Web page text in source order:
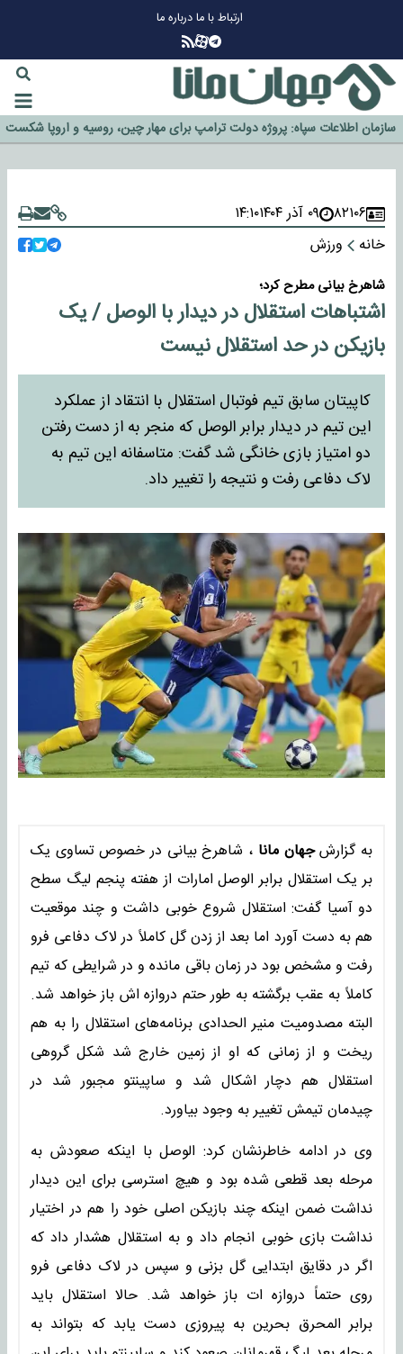
ارتباط با مادرباره ما
گزینه جدایی اوسمار روی میز مدیران پرسپولیس
آیا رئیس جمهور آمریکا قانون را دور می‌زند؟
اخراج رسمی چهره نامدار از پرسپولیس
سازمان اطلاعات سپاه: پروژه دولت ترامپ برای مهار چین، روسیه و اروپا شکست
خورد
۸۲۱۰۶ ۰۹ آذر ۱۴۰۴
۱۴:۱۰
خانه
ورزش
شاهرخ بیانی مطرح کرد؛
اشتباهات استقلال در دیدار با الوصل / یک
بازیکن در حد استقلال نیست
کاپیتان سابق تیم فوتبال استقلال با انتقاد از عملکرد
این تیم در دیدار برابر الوصل که منجر به از دست رفتن
دو امتیاز بازی خانگی شد گفت: متاسفانه این تیم به
لاک دفاعی رفت و نتیجه را تغییر داد.
به گزارشجهان مانا ، شاهرخ بیانی در خصوص تساوی یک
بر یک استقلال برابر الوصل امارات از هفته پنجم لیگ سطح
دو آسیا گفت: استقلال شروع خوبی داشت و چند موقعیت
هم به دست آورد اما بعد از زدن گل کاملاً در لاک دفاعی فرو
رفت و مشخص بود در زمان باقی مانده و در شرایطی که تیم
کاملاً به عقب برگشته به طور حتم دروازه اش باز خواهد شد.
البته مصدومیت منیر الحدادی برنامه‌های استقلال را به هم
ریخت و از زمانی که او از زمین خارج شد شکل گروهی
استقلال هم دچار اشکال شد و ساپینتو مجبور شد در
چیدمان تیمش تغییر به وجود بیاورد.
وی در ادامه خاطرنشان کرد: الوصل با اینکه صعودش به
مرحله بعد قطعی شده بود و هیچ استرسی برای این دیدار
نداشت ضمن اینکه چند بازیکن اصلی خود را هم در اختیار
نداشت بازی خوبی انجام داد و به استقلال هشدار داد که
اگر در دقایق ابتدایی گل بزنی و سپس در لاک دفاعی فرو
روی حتماً دروازه ات باز خواهد شد. حالا استقلال باید
برابر المحرق بحرین به پیروزی دست یابد که بتواند به